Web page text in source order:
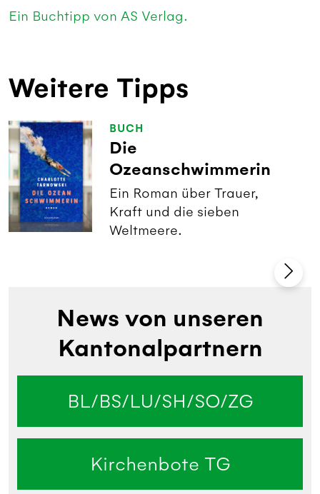
Ein Buchtipp von AS Verlag.
Weitere Tipps
BUCH
Die
Ozeanschwimmerin
Ein Roman über Trauer,
Kraft und die sieben
Weltmeere.
News von unseren
Kantonalpartnern
BL/BS/LU/SH/SO/ZG
Kirchenbote TG